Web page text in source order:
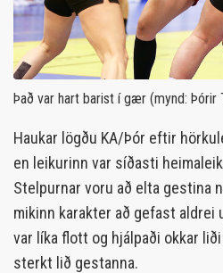
Það var hart barist í gær (mynd: Þórir
Haukar lögðu KA/Þór eftir
en leikurinn var síðasti
Stelpurnar voru að elta gestina
mikinn karakter að gefast aldrei
var líka flott og hjálpaði okkar
sterkt lið gestanna.